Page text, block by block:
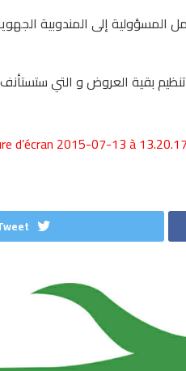
المسؤولية إلى المندوبية
بقية العروض و التي